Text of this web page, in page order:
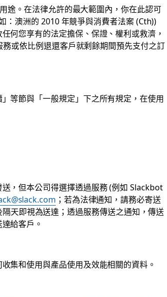
途。在法律允許的最大範圍內，你在此認可
：澳洲的 2010 年競爭與消費者法案 (Cth))
何您享有的法定擔保、保證、權利或救濟，
或依比例退還客戶就剩餘期間預先支付之訂
等節與「一般規定」下之所有規定，在使用
，但本公司得選擇透過服務 (例如 Slackbot
；若為法律通知，請務必寄送
天即視為送達；透過服務傳送之通知，傳送
給客戶。
集和使用與產品使用及效能相關的資料。